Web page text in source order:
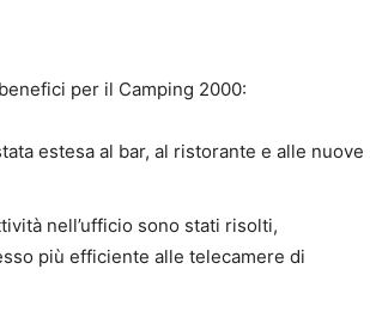
per il Camping 2000:
estesa al bar, al ristorante e alle nuove
nell’ufficio sono stati risolti,
più efficiente alle telecamere di